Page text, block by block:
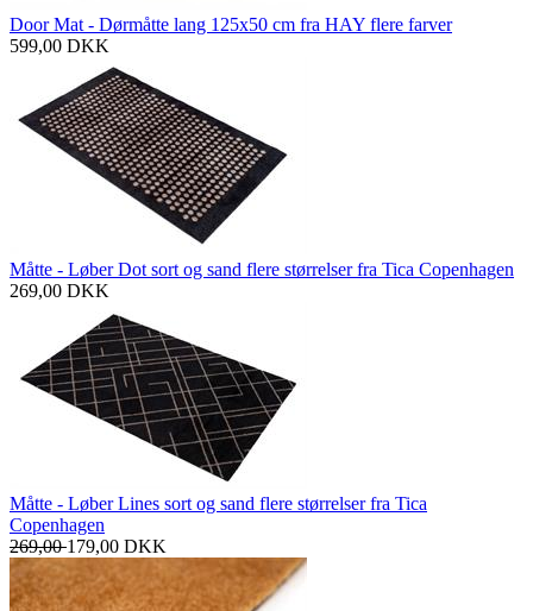
Door Mat - Dørmåtte lang 125x50 cm fra HAY flere farver
599,00 DKK
Måtte - Løber Dot sort og sand flere størrelser fra Tica Copenhagen
269,00 DKK
Måtte - Løber Lines sort og sand flere størrelser fra Tica
Copenhagen
269,00179,00 DKK